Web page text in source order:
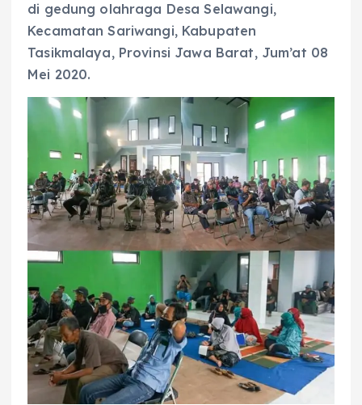
di gedung olahraga Desa Selawangi,
Kecamatan Sariwangi, Kabupaten
Tasikmalaya, Provinsi Jawa Barat, Jum’at 08
Mei 2020.